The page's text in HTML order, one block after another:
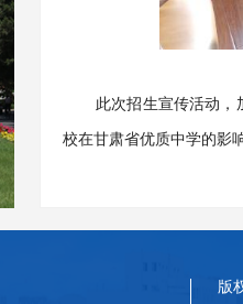
此次招生宣传活动，
校在甘肃省优质中学的影
版